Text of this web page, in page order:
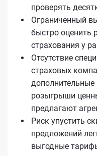
проверять
Ограниченный
быстро оценить
страхования у
Отсутствие
страховых
розыгрыши
предлагают
Риск упустить
предложений
выгодные